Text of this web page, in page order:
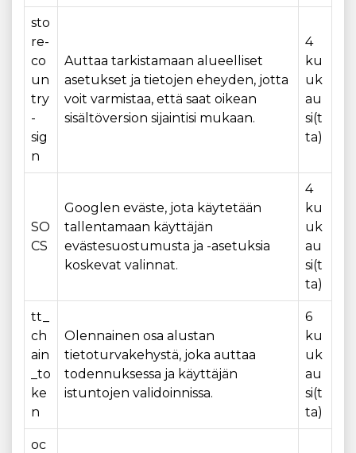
sto
re-
co
un
try
-
sig
n
Auttaa tarkistamaan alueelliset
asetukset ja tietojen eheyden, jotta
voit varmistaa, että saat oikean
sisältöversion sijaintisi mukaan.
4
ku
uk
au
si(t
ta)
SO
CS
Googlen eväste, jota käytetään
tallentamaan käyttäjän
evästesuostumusta ja -asetuksia
koskevat valinnat.
4
ku
uk
au
si(t
ta)
tt_
ch
ain
_to
ke
n
Olennainen osa alustan
tietoturvakehystä, joka auttaa
todennuksessa ja käyttäjän
istuntojen validoinnissa.
6
ku
uk
au
si(t
ta)
oc